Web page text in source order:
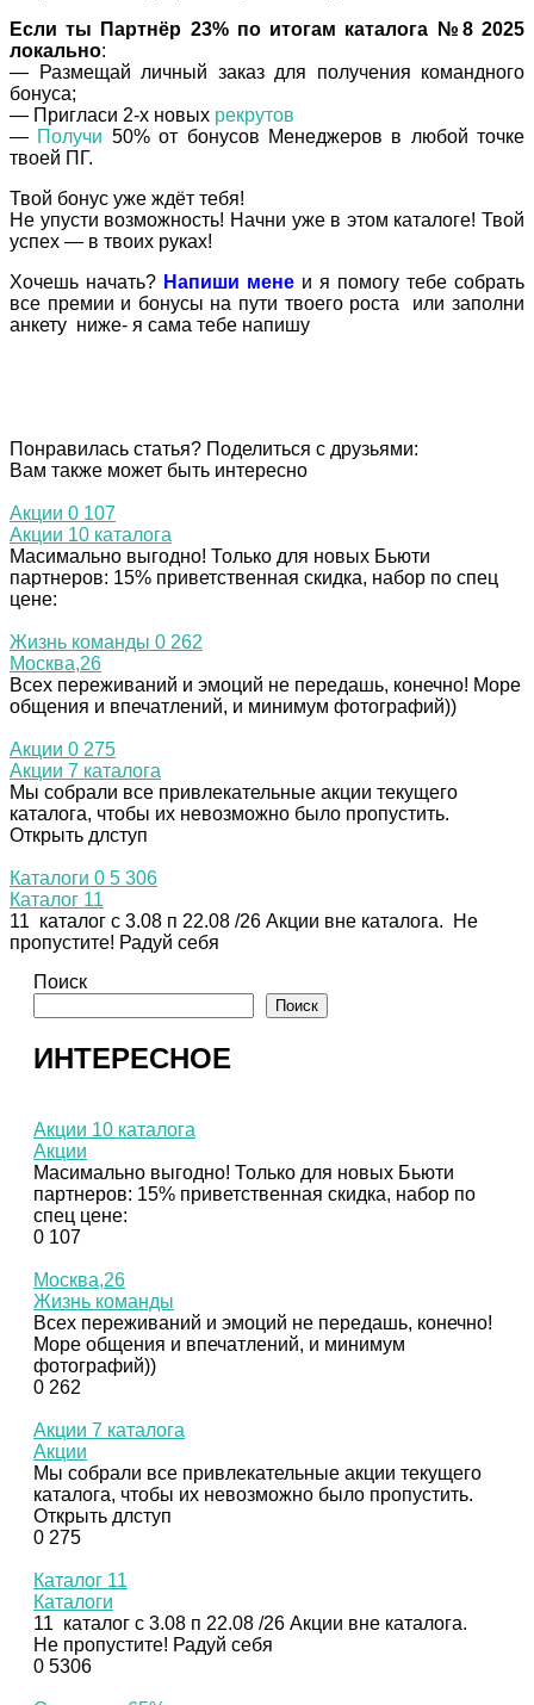
Если ты Партнёр 23% по итогам каталога №8 2025
локально:
— Размещай личный заказ для получения командного
бонуса;
— Пригласи 2-х новых рекрутов
— Получи 50% от бонусов Менеджеров в любой точке
твоей ПГ.
Твой бонус уже ждёт тебя!
Не упусти возможность! Начни уже в этом каталоге! Твой
успех — в твоих руках!
Хочешь начать? Напиши мене и я помогу тебе собрать
все премии и бонусы на пути твоего роста или заполни
анкету ниже- я сама тебе напишу
Понравилась статья? Поделиться с друзьями:
Вам также может быть интересно
Акции 0 107
Акции 10 каталога
Масимально выгодно! Только для новых Бьюти
партнеров: 15% приветственная скидка, набор по спец
цене:
Жизнь команды 0 262
Москва,26
Всех переживаний и эмоций не передашь, конечно! Море
общения и впечатлений, и минимум фотографий))
Акции 0 275
Акции 7 каталога
Мы собрали все привлекательные акции текущего
каталога, чтобы их невозможно было пропустить.
Открыть длступ
Каталоги 0 5 306
Каталог 11
11 каталог с 3.08 п 22.08 /26 Акции вне каталога. Не
пропустите! Радуй себя
Поиск
Поиск
ИНТЕРЕСНОЕ
Акции 10 каталога
Акции
Масимально выгодно! Только для новых Бьюти
партнеров: 15% приветственная скидка, набор по
спец цене:
0 107
Москва,26
Жизнь команды
Всех переживаний и эмоций не передашь, конечно!
Море общения и впечатлений, и минимум
фотографий))
0 262
Акции 7 каталога
Акции
Мы собрали все привлекательные акции текущего
каталога, чтобы их невозможно было пропустить.
Открыть длступ
0 275
Каталог 11
Каталоги
11 каталог с 3.08 п 22.08 /26 Акции вне каталога.
Не пропустите! Радуй себя
0 5306